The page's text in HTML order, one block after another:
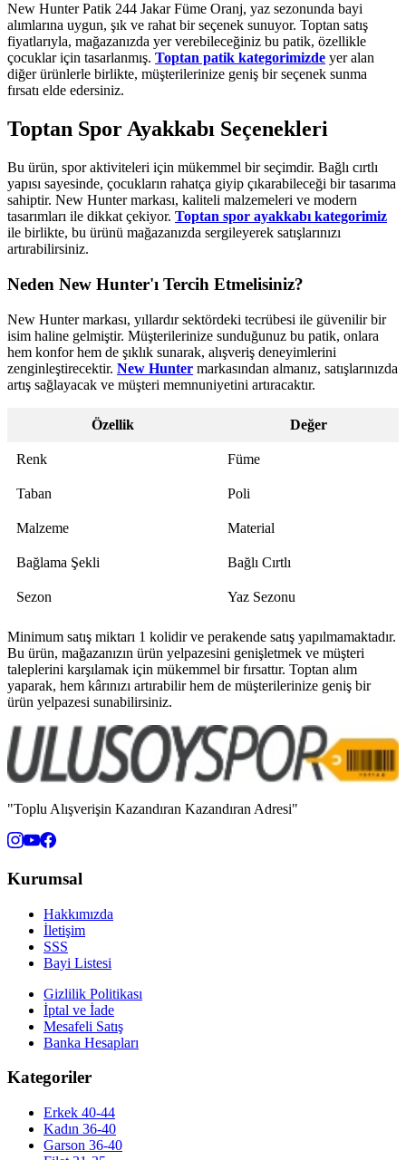
New Hunter Patik 244 Jakar Füme Oranj, yaz sezonunda bayi
alımlarına uygun, şık ve rahat bir seçenek sunuyor. Toptan satış
fiyatlarıyla, mağazanızda yer verebileceğiniz bu patik, özellikle
çocuklar için tasarlanmış. Toptan patik kategorimizde yer alan
diğer ürünlerle birlikte, müşterilerinize geniş bir seçenek sunma
fırsatı elde edersiniz.
Toptan Spor Ayakkabı Seçenekleri
Bu ürün, spor aktiviteleri için mükemmel bir seçimdir. Bağlı cırtlı
yapısı sayesinde, çocukların rahatça giyip çıkarabileceği bir tasarıma
sahiptir. New Hunter markası, kaliteli malzemeleri ve modern
tasarımları ile dikkat çekiyor. Toptan spor ayakkabı kategorimiz
ile birlikte, bu ürünü mağazanızda sergileyerek satışlarınızı
artırabilirsiniz.
Neden New Hunter'ı Tercih Etmelisiniz?
New Hunter markası, yıllardır sektördeki tecrübesi ile güvenilir bir
isim haline gelmiştir. Müşterilerinize sunduğunuz bu patik, onlara
hem konfor hem de şıklık sunarak, alışveriş deneyimlerini
zenginleştirecektir. New Hunter markasından almanız, satışlarınızda
artış sağlayacak ve müşteri memnuniyetini artıracaktır.
Özellik Değer
Renk Füme
Taban Poli
Malzeme Material
Bağlama Şekli Bağlı Cırtlı
Sezon Yaz Sezonu
Minimum satış miktarı 1 kolidir ve perakende satış yapılmamaktadır.
Bu ürün, mağazanızın ürün yelpazesini genişletmek ve müşteri
taleplerini karşılamak için mükemmel bir fırsattır. Toptan alım
yaparak, hem kârınızı artırabilir hem de müşterilerinize geniş bir
ürün yelpazesi sunabilirsiniz.
"Toplu Alışverişin Kazandıran Kazandıran Adresi"
Kurumsal
Hakkımızda
İletişim
SSS
Bayi Listesi
Gizlilik Politikası
İptal ve İade
Mesafeli Satış
Banka Hesapları
Kategoriler
Erkek 40-44
Kadın 36-40
Garson 36-40